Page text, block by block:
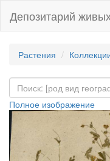
Депозитарий
Растения
Полное изображение